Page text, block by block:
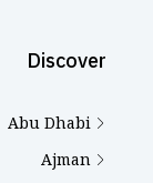
Discover
Abu Dhabi
Ajman